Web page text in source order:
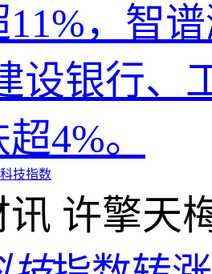
，智
设银行、
4%。
技指数
讯 许擎天